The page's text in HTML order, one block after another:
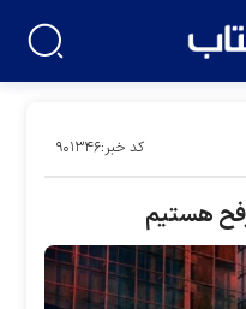
کد خبر:۹۰۱۳۴۶
هستیم